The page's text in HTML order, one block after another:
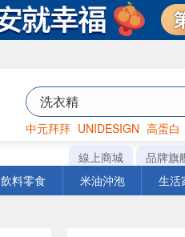
中元拜拜 UNIDESIGN 高蛋白
罐頭 咖啡 海苔
線上商城 品牌旗
飲料零食 米油沖泡 生活